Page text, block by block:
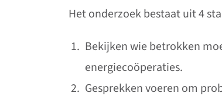
Het onderzoek bestaat uit 4
Bekijken wie betrokken
energiecoöperaties.
Gesprekken voeren om